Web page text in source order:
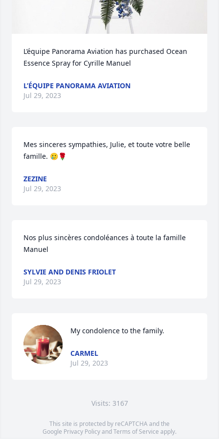
L’équipe Panorama Aviation has purchased Ocean
Essence Spray for Cyrille Manuel
L’ÉQUIPE PANORAMA AVIATION
Jul 29, 2023
Mes sinceres sympathies, Julie, et toute votre belle
famille. 🥲🌹
ZEZINE
Jul 29, 2023
Nos plus sincères condoléances à toute la famille
Manuel
SYLVIE AND DENIS FRIOLET
Jul 29, 2023
My condolence to the family.
CARMEL
Jul 29, 2023
Visits: 3167
This site is protected by reCAPTCHA and the
Google Privacy PolicyandTerms of Service apply.